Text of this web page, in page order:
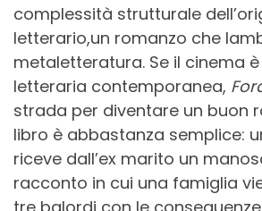
complessità strutturale
letterario,un romanzo che
metaletteratura. Se il cinema
letteraria contemporanea,
strada per diventare un buon
libro è abbastanza semplice:
riceve dall’ex marito un
racconto in cui una famiglia